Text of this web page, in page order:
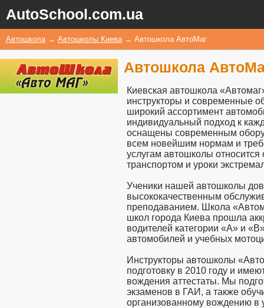
AutoSchool.com.ua
Автошкола → Автошколы Киева → Автошкола АвтоМаг
Автошкола
Киевская автошкола
инструкторы и современные
широкий ассортимент
индивидуальный подход к
оснащены современным
всем новейшим нормам и
услугам автошколы
транспортом и уроки
Ученики нашей автошколы
высококачественным
преподаванием. Школа
школ города Киева прошла
водителей категории «А» и
автомобилей и учебных
Инструкторы автошколы
подготовку в 2010 году и
вождения аттестаты. Мы
экзаменов в ГАИ, а также
организованному вождению в